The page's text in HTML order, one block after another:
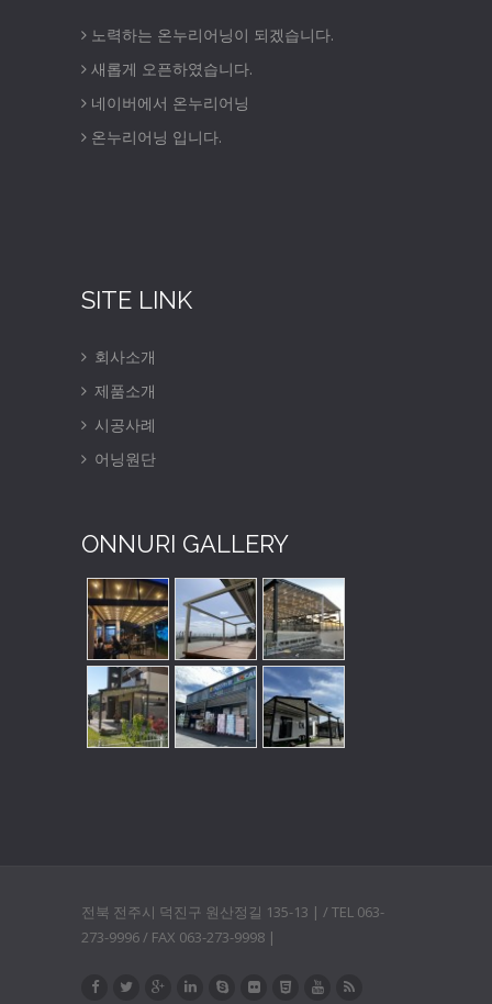
노력하는 온누리어닝이 되겠습니다.
새롭게 오픈하였습니다.
네이버에서 온누리어닝
온누리어닝 입니다.
SITE LINK
회사소개
제품소개
시공사례
어닝원단
ONNURI GALLERY
전북 전주시 덕진구 원산정길 135-13 | / TEL 063-
273-9996 / FAX 063-273-9998 |